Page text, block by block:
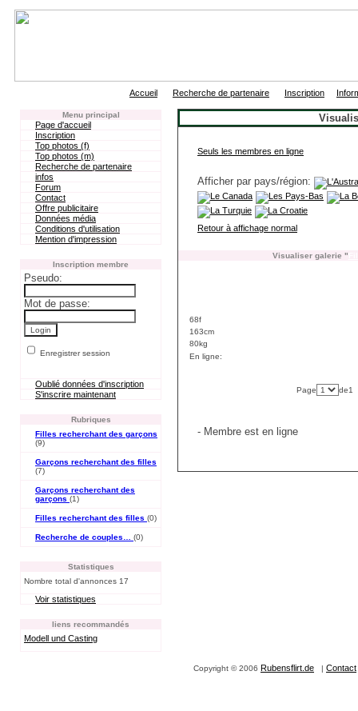
Accueil Recherche de partenaire Inscription
Menu principal
Page d'accueil
Inscription
Top photos (f)
Top photos (m)
Recherche de partenaire
infos
Forum
Contact
Offre publicitaire
Données média
Conditions d'utilisation
Mention d'impression
Inscription membre
Pseudo:
Mot de passe:
Enregistrer session
Oublié données d'inscription
S'inscrire maintenant
Rubriques
Filles recherchant des garçons
(9)
Garçons recherchant des filles
(7)
Garçons recherchant des
garçons (1)
Filles recherchant des filles (0)
Recherche de couples… (0)
Statistiques
Nombre total d'annonces 17
Voir statistiques
liens recommandés
Modell und Casting
Seuls les membres en ligne
Afficher par pays/région:
Retour à affichage normal
Visualiser galerie "
68f
163cm
80kg
En ligne:
Page de1
- Membre est en ligne
Copyright © 2006 Rubensflirt.de | Contact